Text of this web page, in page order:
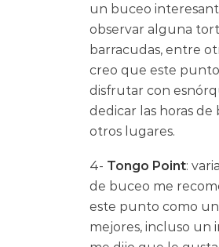
un buceo
observar alguna
barracudas, entre
creo que este
disfrutar con
dedicar las horas de
otros lugares.
4- Tongo Point:
de buceo me
este punto como
mejores, incluso un